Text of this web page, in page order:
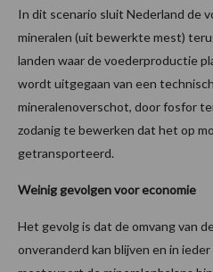
In dit scenario sluit Nederland de
mineralen (uit bewerkte mest)
landen waar de voederproductie
wordt uitgegaan van een
mineralenoverschot, door fosfor
zodanig te bewerken dat het op
getransporteerd.
Weinig gevolgen voor economie
Het gevolg is dat de omvang van
onveranderd kan blijven en in